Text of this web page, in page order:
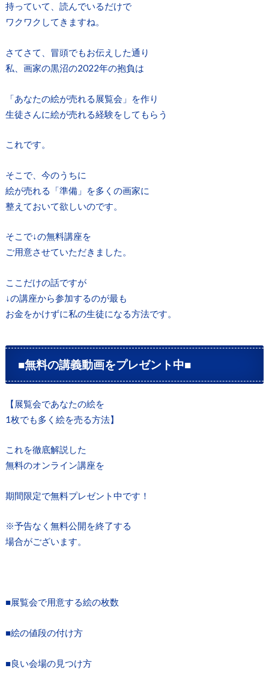
持っていて、読んでいるだけで
ワクワクしてきますね。
さてさて、冒頭でもお伝えした通り
私、画家の黒沼の2022年の抱負は
「あなたの絵が売れる展覧会」を作り
生徒さんに絵が売れる経験をしてもらう
これです。
そこで、今のうちに
絵が売れる「準備」を多くの画家に
整えておいて欲しいのです。
そこで↓の無料講座を
ご用意させていただきました。
ここだけの話ですが
↓の講座から参加するのが最も
お金をかけずに私の生徒になる方法です。
■無料の講義動画をプレゼント中■
【展覧会であなたの絵を
1枚でも多く絵を売る方法】
これを徹底解説した
無料のオンライン講座を
期間限定で無料プレゼント中です！
※予告なく無料公開を終了する
場合がございます。
■展覧会で用意する絵の枚数
■絵の値段の付け方
■良い会場の見つけ方